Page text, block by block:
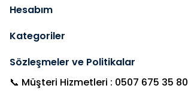
Hesabım
Kategoriler
Sözleşmeler ve Politikalar
📞 Müşteri Hizmetleri : 0507 675 35 80